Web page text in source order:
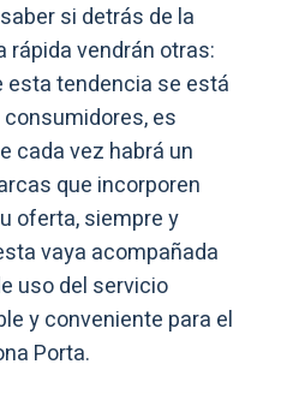
si detrás de la
vendrán otras:
esta tendencia se está
es
cada vez habrá un
que incorporen
oferta, siempre y
vaya acompañada
uso del servicio
y conveniente para el
Porta.